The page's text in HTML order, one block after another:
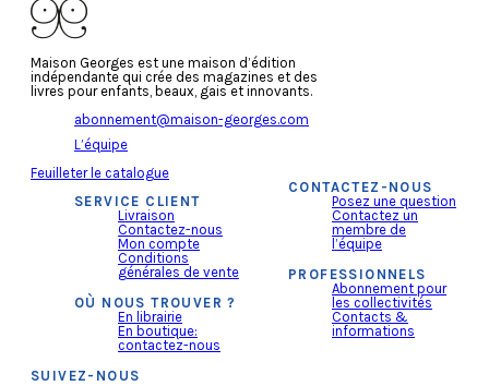
Maison Georges est une maison d’édition
indépendante qui crée des magazines et des
livres pour enfants, beaux, gais et innovants.
abonnement@maison-georges.com
L’équipe
Feuilleter le catalogue
SERVICE CLIENT
Livraison
Contactez-nous
Mon compte
Conditions
générales de vente
OÙ NOUS TROUVER ?
En librairie
En boutique:
contactez-nous
CONTACTEZ-NOUS
Posez une question
Contactez un
membre de
l’équipe
PROFESSIONNELS
Abonnement pour
les collectivités
Contacts &
informations
SUIVEZ-NOUS